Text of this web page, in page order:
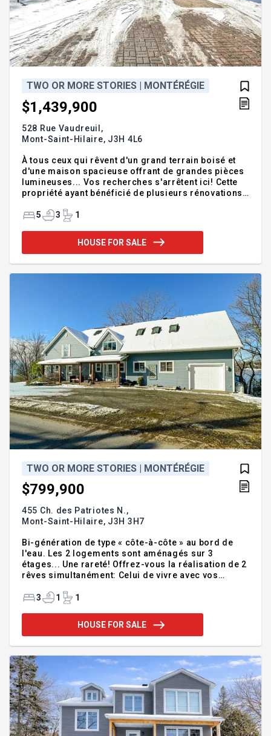
TWO OR MORE STORIES | MONTÉRÉGIE
$1,439,900
528 Rue Vaudreuil,
Mont-Saint-Hilaire, J3H 4L6
À tous ceux qui rêvent d'un grand terrain boisé et
d'une maison spacieuse offrant de grandes pièces
lumineuses... Vos recherches s'arrêtent ici! Cette
propriété ayant bénéficié de plusieurs rénovations
incomparable. Poutres de bois & plafond en
hauteur, plancher de bois, luminosité abondante,
accès au rez-de-jardin via le sous-sol. Avec ses 4
grandes chambres et 2 salles de bain au 2e étage,
Les nombreuses pièces et leurs dimensions offrent
5 3 1
HOUSE FOR SALE
TWO OR MORE STORIES | MONTÉRÉGIE
$799,900
455 Ch. des Patriotes N.,
Mont-Saint-Hilaire, J3H 3H7
Bi-génération de type « côte-à-côte » au bord de
l'eau. Les 2 logements sont aménagés sur 3
étages... Une rareté! Offrez-vous la réalisation de 2
rêves simultanément: Celui de vivre avec vos
directement au bord de l'eau. La maison a été
fenêtres, une vue magnifique ainsi que beaucoup de
luminosité. À l'arrière, la terrasse sur plusieurs
devant vous. Possibilité d'ajouter un quai
directement sur le ter
3 1 1
HOUSE FOR SALE